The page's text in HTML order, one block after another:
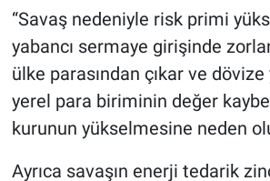
“Savaş nedeniyle risk primi
yabancı sermaye girişinde
ülke parasından çıkar ve
yerel para biriminin değer
kurunun yükselmesine neden
Ayrıca savaşın enerji tedarik